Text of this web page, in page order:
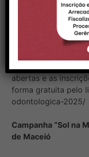
dos patrocinadores
Medalhas Renato
profissionais que
contribuição à
abertas e as
forma gratuita pelo
odontologica-2025/
Campanha “Sol na
de Maceió